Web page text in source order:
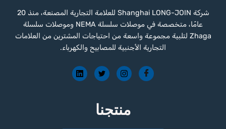
شركة Shanghai LONG-JOIN للعلامة التجارية المصنعة، منذ 20
عامًا، متخصصة في موصلات سلسلة NEMA وموصلات سلسلة
Zhaga لتلبية مجموعة واسعة من احتياجات المشترين من العلامات
التجارية الأجنبية للمصابيح والكهرباء.
منتجنا